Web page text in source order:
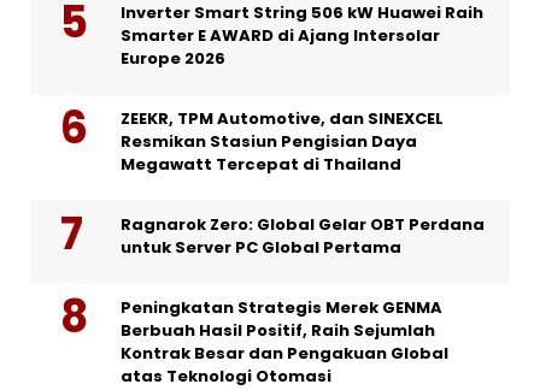
Inverter Smart String 506 kW Huawei Raih
Smarter E AWARD di Ajang Intersolar
Europe 2026
ZEEKR, TPM Automotive, dan SINEXCEL
Resmikan Stasiun Pengisian Daya
Megawatt Tercepat di Thailand
Ragnarok Zero: Global Gelar OBT Perdana
untuk Server PC Global Pertama
Peningkatan Strategis Merek GENMA
Berbuah Hasil Positif, Raih Sejumlah
Kontrak Besar dan Pengakuan Global
atas Teknologi Otomasi